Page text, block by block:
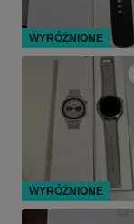
WYRÓŻNIONE
WYRÓŻNIONE